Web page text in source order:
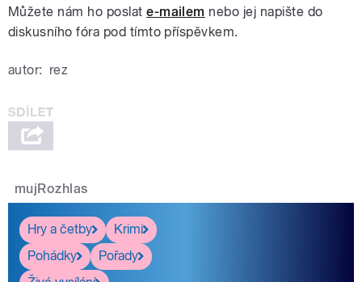
Můžete nám ho poslate-mailem nebo jej napište do
diskusního fóra pod tímto příspěvkem.
autor: rez
mujRozhlas
Hry a četby
Krimi
Pohádky
Pořady